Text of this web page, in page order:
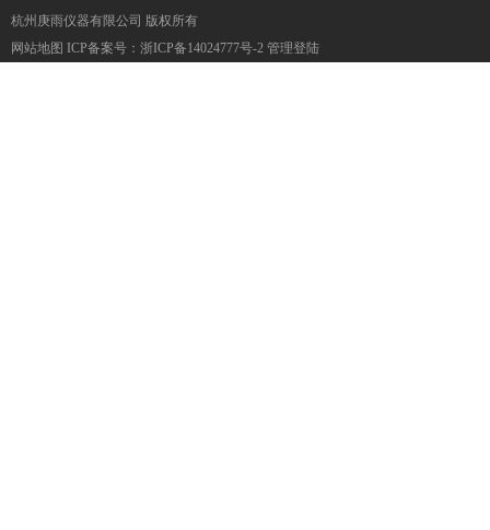
杭州庚雨仪器有限公司 版权所有
网站地图 ICP备案号： 浙ICP备14024777号-2 管理登陆